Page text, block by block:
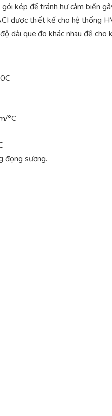
kép để tránh hư cảm biến
được thiết kế cho hệ thống
dài que đo khác nhau để cho
°C
đọng sương.